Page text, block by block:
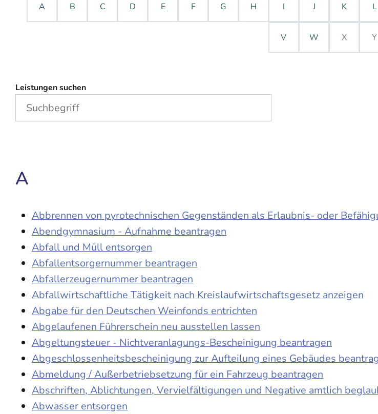
A B C D E F G H I J K L
V W X Y
Leistungen suchen
A
Abbrennen von pyrotechnischen Gegenständen als Erlaubnis- oder
Abendgymnasium - Aufnahme beantragen
Abfall und Müll entsorgen
Abfallentsorgernummer beantragen
Abfallerzeugernummer beantragen
Abfallwirtschaftliche Tätigkeit nach Kreislaufwirtschaftsgesetz anzeigen
Abgabe für den Deutschen Weinfonds entrichten
Abgelaufenen Führerschein neu ausstellen lassen
Abgeltungsteuer - Nichtveranlagungs-Bescheinigung beantragen
Abgeschlossenheitsbescheinigung zur Aufteilung eines Gebäudes
Abmeldung / Außerbetriebsetzung für ein Fahrzeug beantragen
Abschriften, Ablichtungen, Vervielfältigungen und Negative amtlich
Abwasser entsorgen